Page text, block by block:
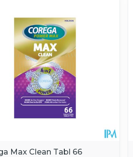
minimale en maximale
Max Clean Tabl 66